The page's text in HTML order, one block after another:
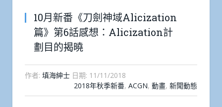
10月新番《刀劍神域Alicization
篇》第6話感想：Alicization計
劃目的揭曉
作者: 填海紳士 日期: 11/11/2018
2018年秋季新番, ACGN, 動畫, 新聞動態